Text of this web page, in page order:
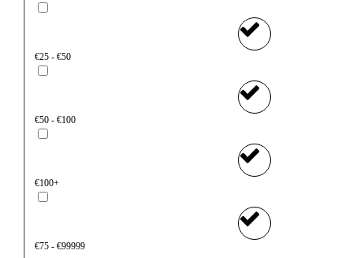
€25 - €50
€50 - €100
€100+
€75 - €99999